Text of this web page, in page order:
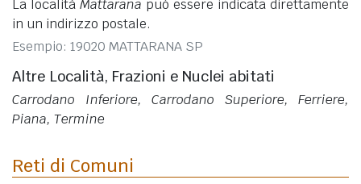
La località Mattarana può essere indicata direttamente
in un indirizzo postale.
Esempio: 19020 MATTARANA SP
Altre Località, Frazioni e Nuclei abitati
Carrodano Inferiore, Carrodano Superiore, Ferriere,
Piana, Termine
Reti di Comuni